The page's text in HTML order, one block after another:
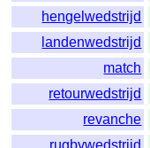
hengelwedstrijd
landenwedstrijd
match
retourwedstrijd
revanche